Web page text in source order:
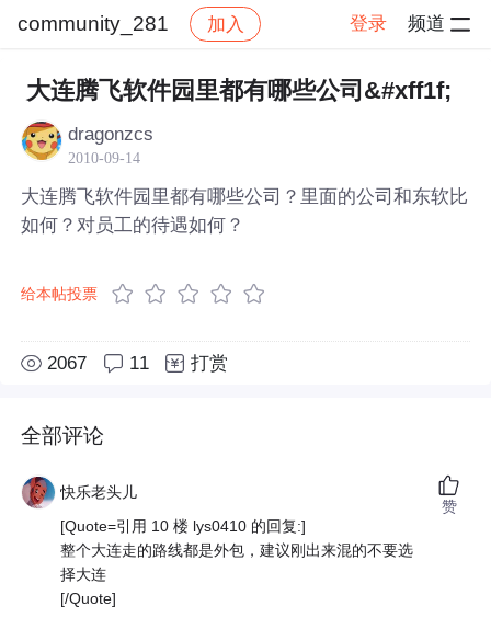
community_281 加入 登录 频道
社区 community_281 帖子详情
大连腾飞软件园里都有哪些公司&#xff1f;
dragonzcs
2010-09-14
大连腾飞软件园里都有哪些公司？里面的公司和东软比
如何？对员工的待遇如何？
给本帖投票
2067 11 打赏
全部评论
快乐老头儿
[Quote=引用 10 楼 lys0410 的回复:]
整个大连走的路线都是外包，建议刚出来混的不要选
择大连
[/Quote]
赞